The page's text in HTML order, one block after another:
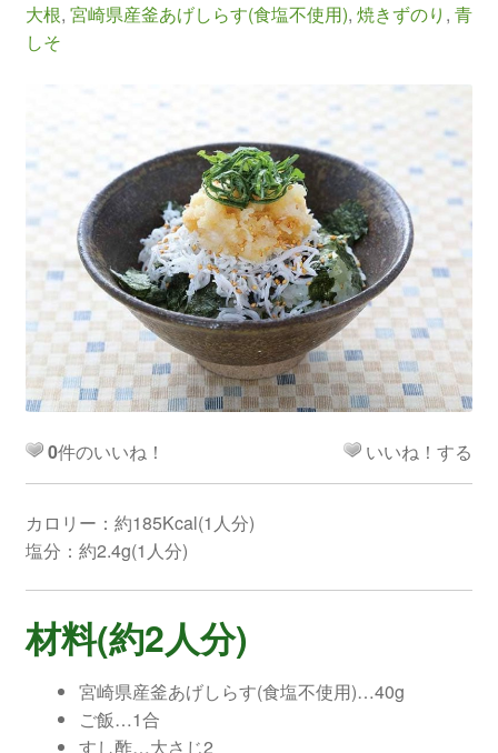
大根, 宮崎県産釜あげしらす(食塩不使用), 焼きずのり , 青
しそ
0件のいいね！ いいね！する
カロリー：約185Kcal(1人分)
塩分：約2.4g(1人分)
材料(約2人分)
宮崎県産釜あげしらす(食塩不使用)…40g
ご飯…1合
すし酢…大さじ2